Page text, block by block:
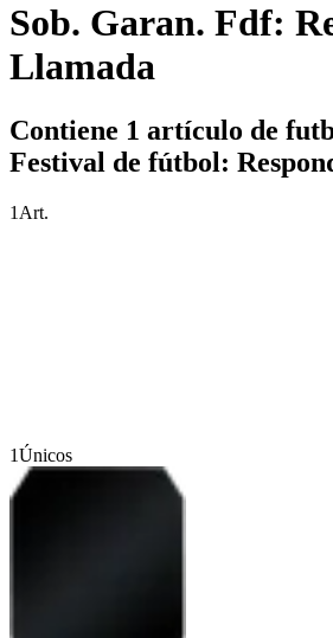
Sob. Garan. Fdf:
Llamada
Contiene 1 artículo de
Festival de fútbol:
1 Art.
1Únicos